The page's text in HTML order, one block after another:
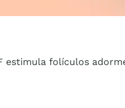
estimula folículos